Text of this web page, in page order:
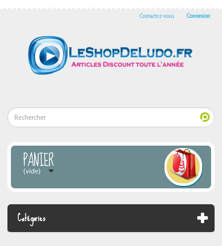
Connexion
Contactez-nous
PANIER
(vide)
Catégories